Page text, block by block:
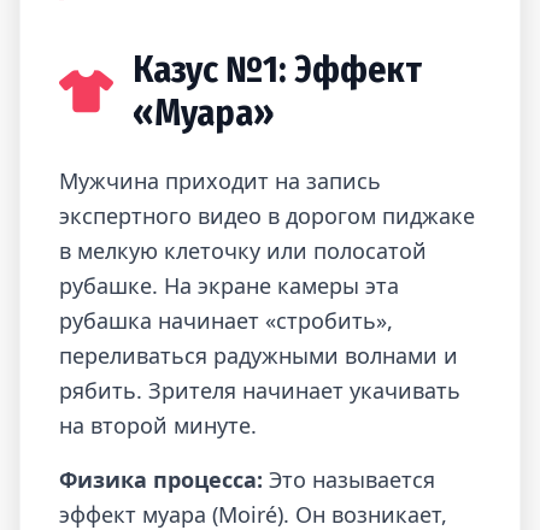
Казус №1: Эффект
«Муара»
Мужчина приходит на запись
экспертного видео в дорогом пиджаке
в мелкую клеточку или полосатой
рубашке. На экране камеры эта
рубашка начинает «стробить»,
переливаться радужными волнами и
рябить. Зрителя начинает укачивать
на второй минуте.
Физика процесса: Это называется
эффект муара (Moiré). Он возникает,